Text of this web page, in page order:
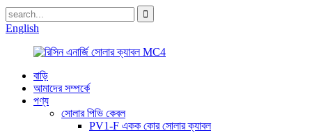
English
বাড়ি
আমাদের সম্পর্কে
পণ্য
সোলার পিভি কেবল
PV1-F একক কোর সোলার ক্যাবল